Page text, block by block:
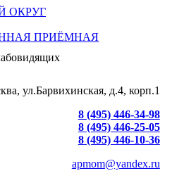
ПРИЁМНАЯ
ул.Барвихинская, д.4, корп.1
8 (495) 446-34-98
8 (495) 446-25-05
8 (495) 446-10-36
apmom@yandex.ru